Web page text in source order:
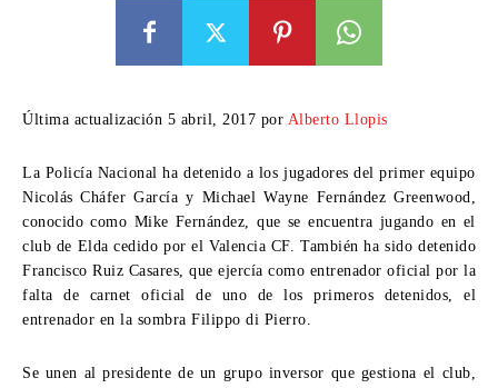
Última actualización 5 abril, 2017 por Alberto Llopis
La Policía Nacional ha detenido a los jugadores del primer equipo
Nicolás Cháfer García y Michael Wayne Fernández Greenwood,
conocido como Mike Fernández, que se encuentra jugando en el
club de Elda cedido por el Valencia CF. También ha sido detenido
Francisco Ruiz Casares, que ejercía como entrenador oficial por la
falta de carnet oficial de uno de los primeros detenidos, el
entrenador en la sombra Filippo di Pierro.
Se unen al presidente de un grupo inversor que gestiona el club,